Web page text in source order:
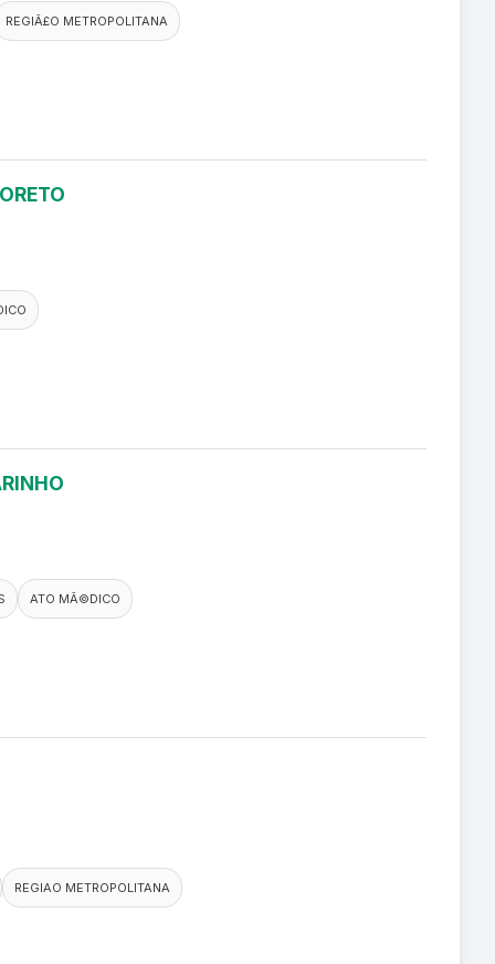
REGIÃ£O METROPOLITANA
ATO MÃ©DICO
REGIAO METROPOLITANA